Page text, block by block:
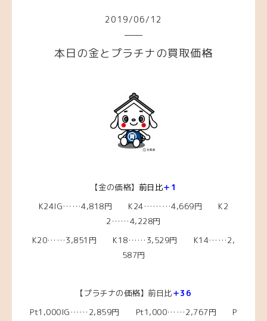
2019/06/ 12
本日の金とプラチナの買取価格
【金の価格】 前日比＋1
K24IG……4,818円 K24………4,669円 K2
2……4,228円
K20……3,851円 K18……3,529円 K14……2,
587円
【プラチナの価格】前日比＋36
Pt1,000IG……2,859円 Pt1,000……2,767円 P